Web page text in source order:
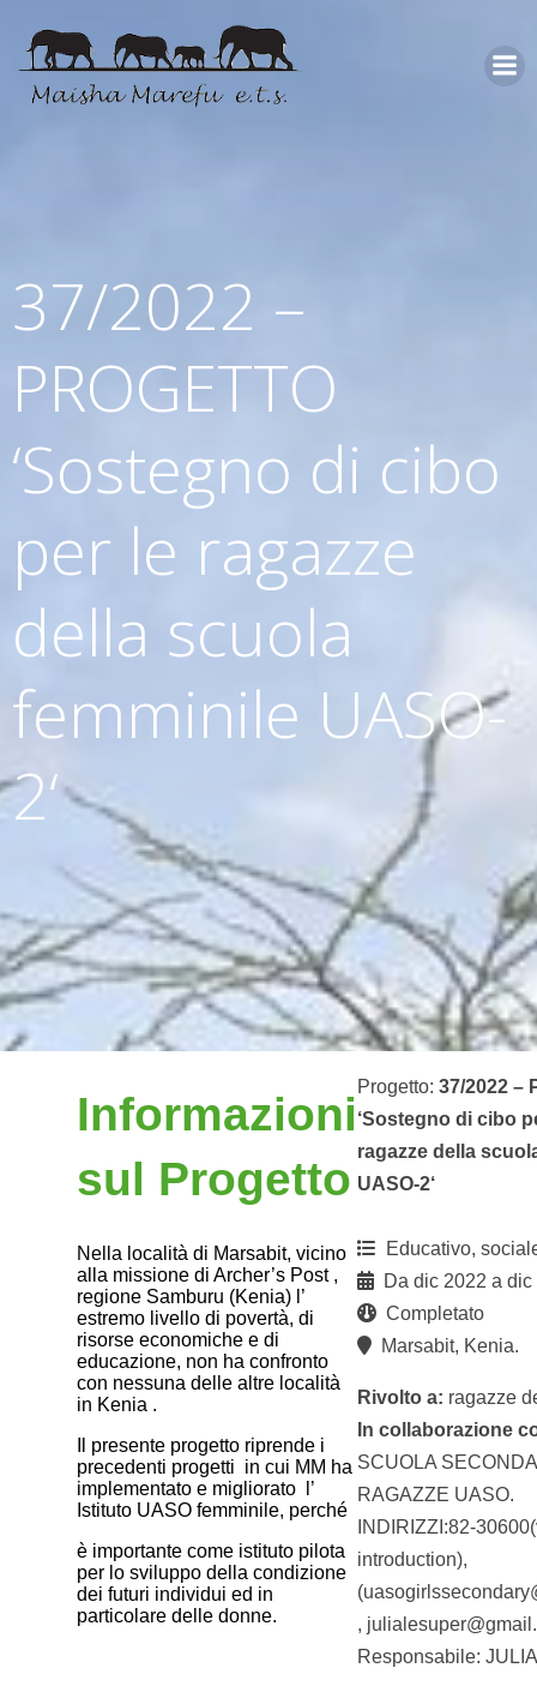
37/2022 –
PROGETTO
‘Sostegno di cibo
per le ragazze
della scuola
femminile UASO-
2‘
Informazioni
sul Progetto
Nella località di Marsabit, vicino
alla missione di Archer’s Post ,
regione Samburu (Kenia) l’
estremo livello di povertà, di
risorse economiche e di
educazione, non ha confronto
con nessuna delle altre località
in Kenia .
Il presente progetto riprende i
precedenti progetti in cui MM ha
implementato e migliorato l’
Istituto UASO femminile, perché
è importante come istituto pilota
per lo sviluppo della condizione
dei futuri individui ed in
particolare delle donne.
Progetto: 37/2022 –
‘Sostegno di cibo
ragazze della
UASO-2‘
Educativo,
Da dic 2022 a dic
Completato
Marsabit, Kenia.
Rivolto a: ragazze
In collaborazione
SCUOLA
RAGAZZE UASO.
INDIRIZZI:82-
introduction),
,
Responsabile: